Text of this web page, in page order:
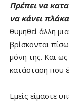
Πρέπει να
να κάνει
θυμηθεί άλλη
βρίσκονται
μόνη της. Και
κατάσταση που
Εμείς είμαστε